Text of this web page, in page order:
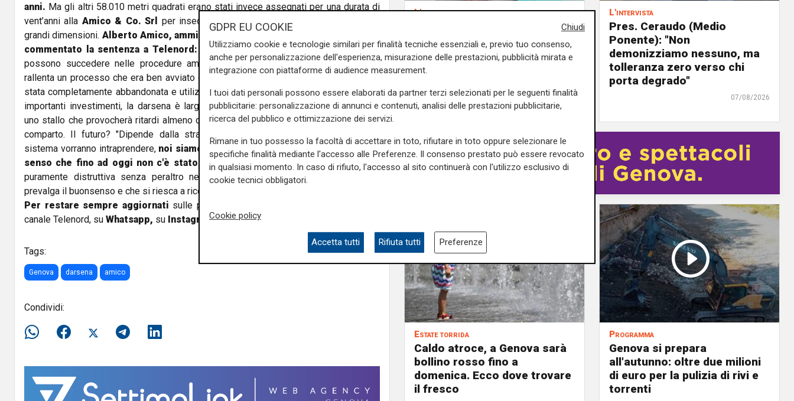
anni. Ma gli altri 58.010 metri quadrati erano stati invece assegnati per una durata di
vent’anni alla Amico & Co. Srl
per insediarvi un cantiere per il refitting di yacht di
grandi dimensioni. Alberto Amico, amministratore delegato dell'Amico & Co, ha
commentato la sentenza a Telenord:
"Il Tar ha rilevato dei vizi procedurali, che
possono succedere nelle procedure amministrative. È un peccato perché questo
rallenta un processo che era ben avviato di utilizzo di una darsena che per 13 anni è
stata completamente abbandonata e utilizzata nel migliore dei casi al 20%. Mancano
importanti investimenti, la darsena è largamente incompleta. Questo blocco genera
uno stallo che provocherà ritardi almeno di un anno, con un danno enorme per tutto il
comparto. Il futuro? "Dipende dalla strada che le amministrazioni e l'autorità di
sistema vorranno intraprendere, noi siamo sempre fiduciosi che prevalga il buon
senso che fino ad oggi non c'è stato . C'è stata una politica di contrapposizione
puramente distruttiva senza peraltro nessun vantaggio per Ucina. Speriamo che
prevalga il buonsenso e che si riesca a ricomporre la situazione per vie più veloci."
Per restare sempre aggiornati sulle principali notizie sulla Liguria seguiteci sul
canale Telenord, su Whatsapp, su Instagram,suYoutube
Tags:
Genova darsena amico
Condividi:
L'esclusiva
Vassallo (consigliere delega
Vallate) a Telenord:
"Riapertura di via Lepanto
ottima notizia per ridurre il
07/08/2026
L'intervista
Pres. Ceraudo (Medio
Ponente): "Non
demonizziamo nessuno, ma
tolleranza zero verso chi
porta degrado"
07/08/2026
Estate torrida
Caldo atroce, a Genova sarà
bollino rosso fino a
domenica. Ecco dove trovare
il fresco
Programma
Genova si prepara
all'autunno: oltre due milioni
di euro per la pulizia di rivi e
torrenti
Chiudi
GDPR EU COOKIE
Utilizziamo cookie e tecnologie similari per finalità tecniche essenziali e, previo tuo consenso,
anche per personalizzazione dell'esperienza, misurazione delle prestazioni, pubblicità mirata e
integrazione con piattaforme di audience measurement.
I tuoi dati personali possono essere elaborati da partner terzi selezionati per le seguenti finalità
pubblicitarie: personalizzazione di annunci e contenuti, analisi delle prestazioni pubblicitarie,
ricerca del pubblico e ottimizzazione dei servizi.
Rimane in tuo possesso la facoltà di accettare in toto, rifiutare in toto oppure selezionare le
specifiche finalità mediante l'accesso alle Preferenze. Il consenso prestato può essere revocato
in qualsiasi momento. In caso di rifiuto, l'accesso al sito continuerà con l'utilizzo esclusivo di
cookie tecnici obbligatori.
Cookie policy
Accetta tutti Rifiuta tutti Preferenze